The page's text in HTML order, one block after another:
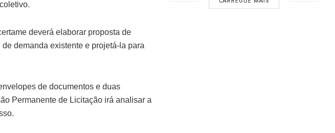
deverá elaborar proposta de
demanda existente e projetá-la para
de documentos e duas
Permanente de Licitação irá analisar a